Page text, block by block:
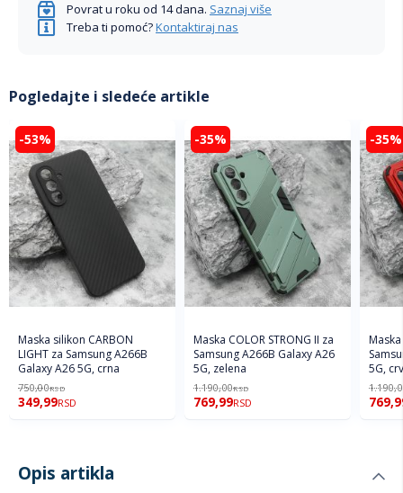
Povrat u roku od 14 dana. Saznaj više
Treba ti pomoć?Kontaktiraj nas
Pogledajte i sledeće artikle
-53%
Maska silikon CARBON
LIGHT za Samsung A266B
Galaxy A26 5G, crna
750,00RSD
349,99RSD
-35%
Maska COLOR STRONG II za
Samsung A266B Galaxy A26
5G, zelena
1.190,00RSD
769,99RSD
-35%
Maska
5G,
Opis artikla